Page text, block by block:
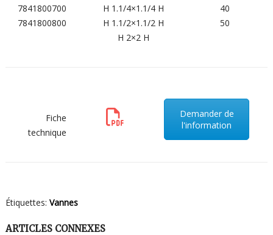
7841800700
7841800800
H 1.1/4×1.1/4 H
H 1.1/2×1.1/2 H
H 2×2 H
40
50
Fiche
technique
Demander de
l'information
Étiquettes: Vannes
ARTICLES CONNEXES